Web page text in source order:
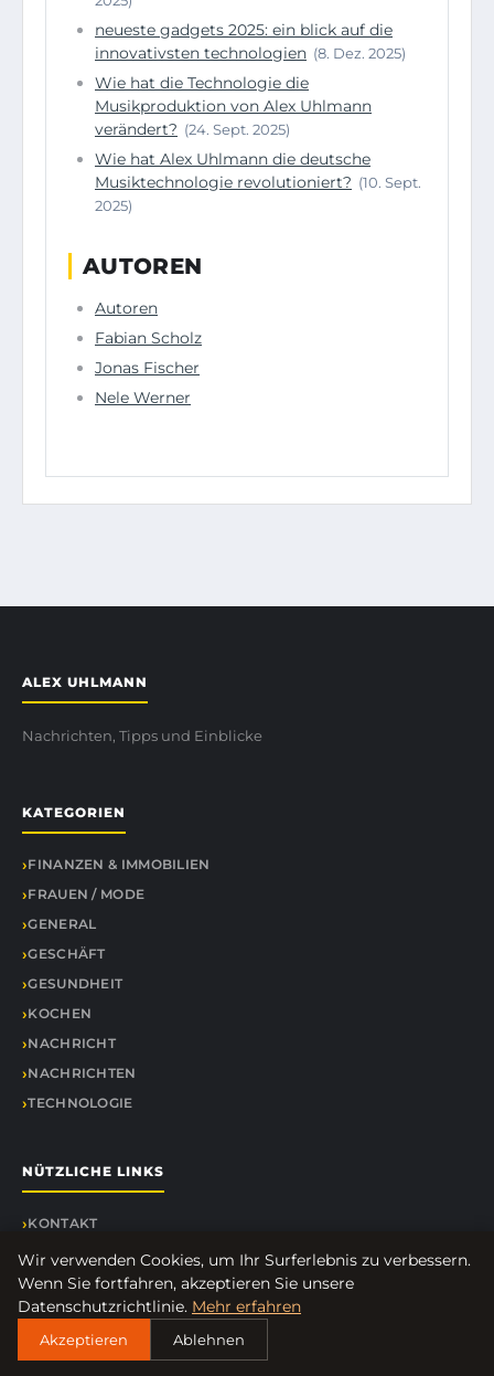
neueste gadgets 2025: ein blick auf die
innovativsten technologien (8. Dez. 2025)
Wie hat die Technologie die
Musikproduktion von Alex Uhlmann
verändert? (24. Sept. 2025)
Wie hat Alex Uhlmann die deutsche
Musiktechnologie revolutioniert? (10. Sept.
2025)
AUTOREN
Autoren
Fabian Scholz
Jonas Fischer
Nele Werner
ALEX UHLMANN
Nachrichten, Tipps und Einblicke
KATEGORIEN
FINANZEN & IMMOBILIEN
FRAUEN / MODE
GENERAL
GESCHÄFT
GESUNDHEIT
KOCHEN
NACHRICHT
NACHRICHTEN
TECHNOLOGIE
NÜTZLICHE LINKS
KONTAKT
© 2026 Alex Uhlmann. Alle Rechte vorbehalten.
Über uns
Impressum Datenschutz
Wir verwenden Cookies, um Ihr Surferlebnis zu verbessern.
Wenn Sie fortfahren, akzeptieren Sie unsere
Datenschutzrichtlinie. Mehr erfahren
Akzeptieren Ablehnen